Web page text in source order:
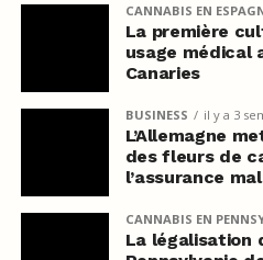
CANNABIS EN
La première
usage médical
Canaries
BUSINESS il y a 3
L’Allemagne
des fleurs de
l’assurance
CANNABIS EN
La légalisation